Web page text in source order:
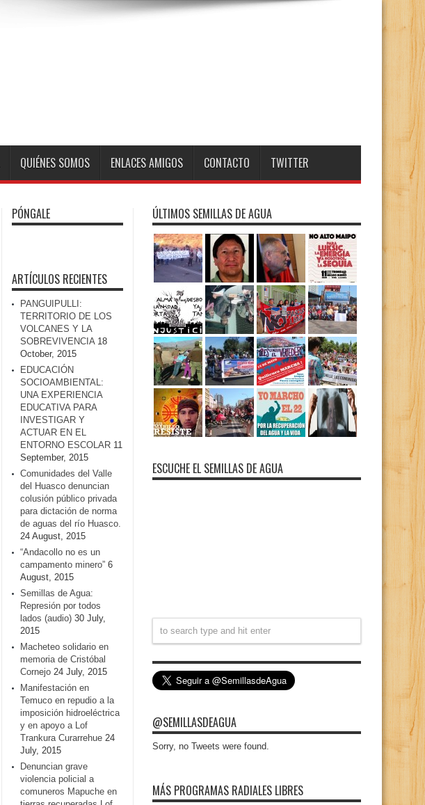
QUIÉNES SOMOS ENLACES AMIGOS CONTACTO TWITTER
PÓNGALE
ARTÍCULOS RECIENTES
PANGUIPULLI:
TERRITORIO DE LOS
VOLCANES Y LA
SOBREVIVENCIA 18
October, 2015
EDUCACIÓN
SOCIOAMBIENTAL:
UNA EXPERIENCIA
EDUCATIVA PARA
INVESTIGAR Y
ACTUAR EN EL
ENTORNO ESCOLAR 11
September, 2015
Comunidades del Valle
del Huasco denuncian
colusión público privada
para dictación de norma
de aguas del río Huasco.
24 August, 2015
“Andacollo no es un
campamento minero” 6
August, 2015
Semillas de Agua:
Represión por todos
lados (audio) 30 July,
2015
Macheteo solidario en
memoria de Cristóbal
Cornejo 24 July, 2015
Manifestación en
Temuco en repudio a la
imposición hidroeléctrica
y en apoyo a Lof
Trankura Curarrehue 24
July, 2015
Denuncian grave
violencia policial a
comuneros Mapuche en
ÚLTIMOS SEMILLAS DE AGUA
ESCUCHE EL SEMILLAS DE AGUA
@SEMILLASDEAGUA
Sorry, no Tweets were found.
MÁS PROGRAMAS RADIALES LIBRES